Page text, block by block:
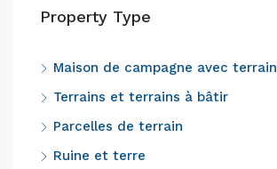
Property Type
Maison de campagne avec terrain
Terrains et terrains à bâtir
Parcelles de terrain
Ruine et terre